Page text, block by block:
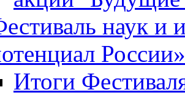
наук и
России»
Итоги